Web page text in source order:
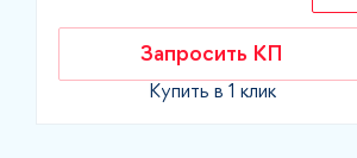
Запросить КП
Купить в 1 клик